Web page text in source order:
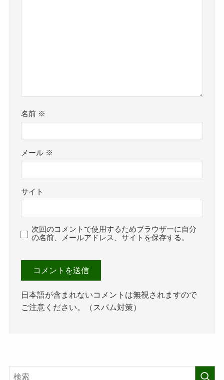
名前 ※
メール ※
サイト
次回のコメントで使用するためブラウザーに自分
の名前、メールアドレス、サイトを保存する。
日本語が含まれないコメントは無視されますので
ご注意ください。（スパム対策）